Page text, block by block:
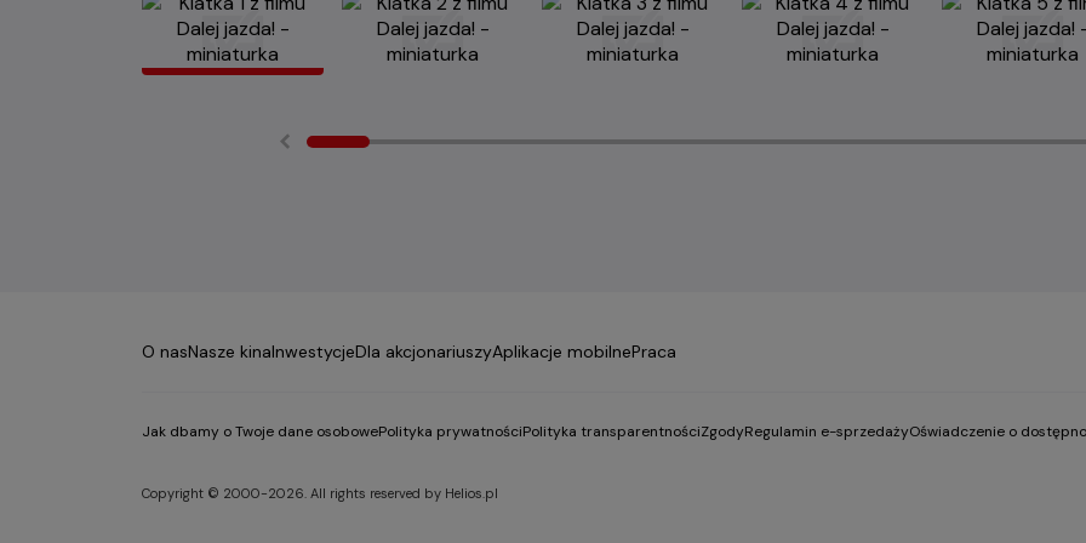
O nasNasze kinaInwestycjeDla akcjonariuszyAplikacje mobilnePraca
Jak dbamy o Twoje dane osobowePolityka prywatnościPolityka transparentnościZgodyRegulamin e-sprzedażyOświadczenie o
Copyright © 2000-2026. All rights reserved by Helios.pl